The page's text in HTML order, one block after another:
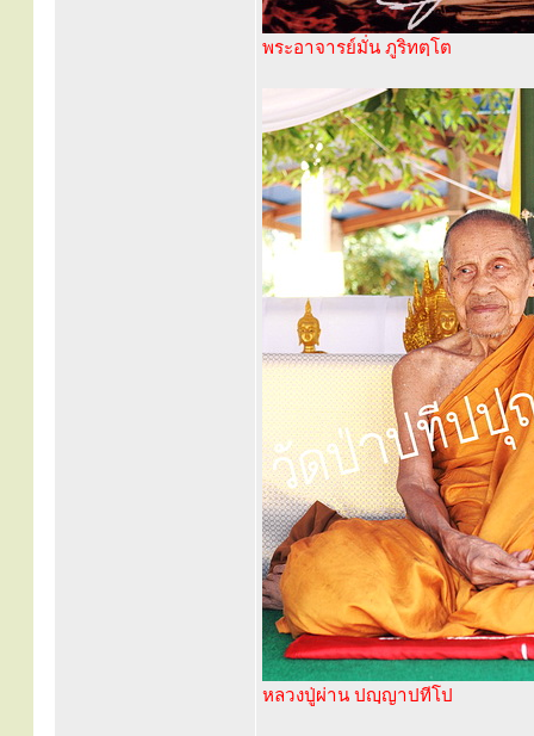
พระอาจารย์มั่น ภูริทตฺโต
หลวงปู่ผ่าน ปญฺญาปทีโป